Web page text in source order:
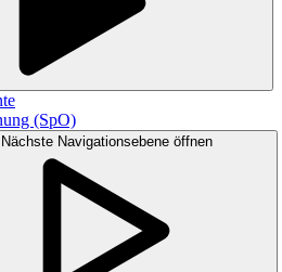
(SpO)
Nächste Navigationsebene öffnen